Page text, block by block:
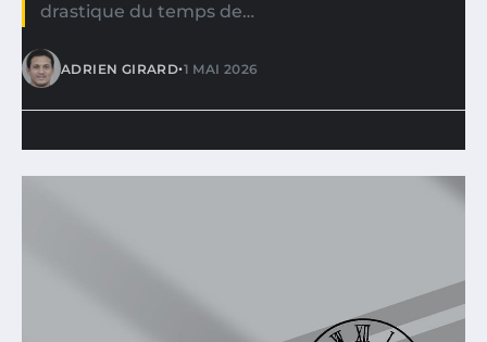
drastique du temps de…
ADRIEN GIRARD•1 MAI 2026